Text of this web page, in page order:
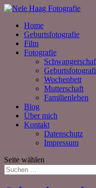
Home
Geburtsfotografie
Film
Fotografie
Wochenbett
Mutterschaft
Familienleben
Blog
Über mich
Kontakt
Datenschutz
Impressum
Seite wählen